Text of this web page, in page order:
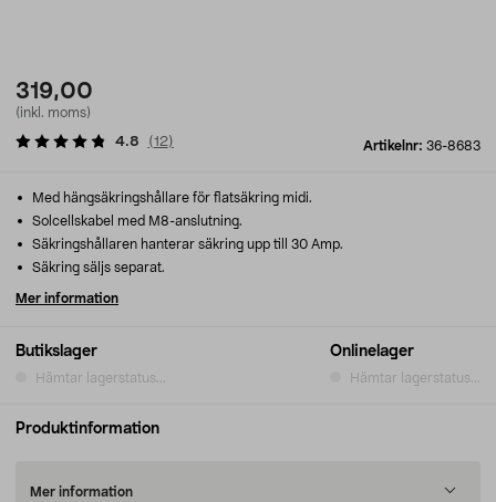
319,00
(inkl. moms)
Artikelnr: 36-8683
4.8 (12)
Butikslager
Hämtar lagerstatus...
Onlinelager
Hämtar lagerstatus...
Med hängsäkringshållare för flatsäkring midi.
Solcellskabel med M8-anslutning.
Säkringshållaren hanterar säkring upp till 30 Amp.
Säkring säljs separat.
Mer information
Produktinformation
Mer information